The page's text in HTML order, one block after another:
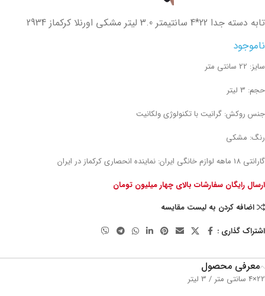
تابه دسته جدا 22*4 سانتیمتر 3.0 لیتر مشکی اورنلا کرکماز 2934
ناموجود
سایز: 22 سانتی متر
حجم: 3 لیتر
جنس روکش: گرانیت با تکنولوژی ولکانیت
رنگ: مشکی
گارانتی 18 ماهه لوازم خانگی ایران: نماینده انحصاری کرکماز در ایران
ارسال رایگان سفارشات بالای چهار میلیون تومان
اضافه کردن به لیست مقایسه
اشتراک گذاری :
معرفی محصول
22×4 سانتی متر / 3 لیتر